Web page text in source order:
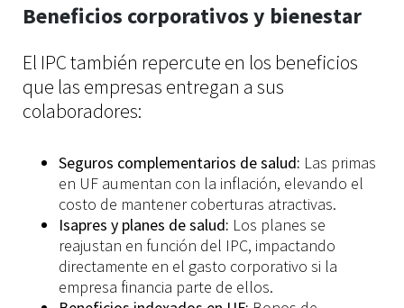
Beneficios corporativos y bienestar
El IPC también repercute en los beneficios
que las empresas entregan a sus
colaboradores:
Seguros complementarios de salud: Las primas
en UF aumentan con la inflación, elevando el
costo de mantener coberturas atractivas.
Isapres y planes de salud: Los planes se
reajustan en función del IPC, impactando
directamente en el gasto corporativo si la
empresa financia parte de ellos.